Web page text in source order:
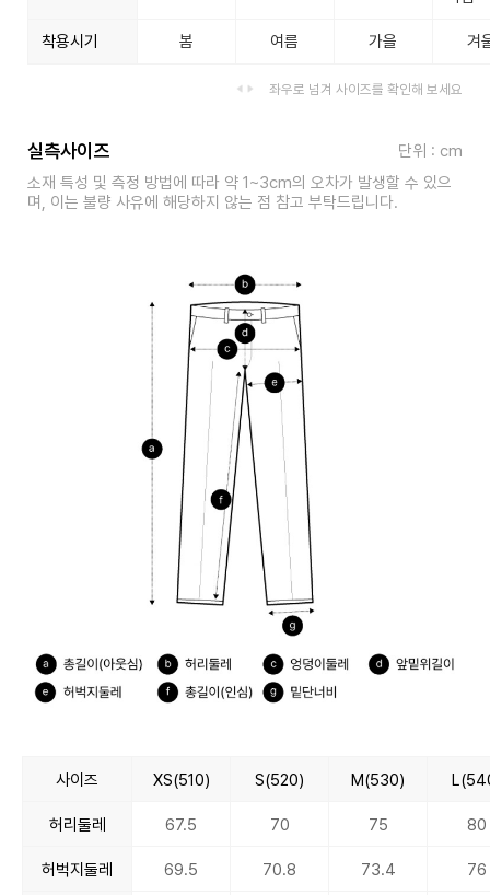
착용시기 봄 여름 가을 겨
좌우로 넘겨 사이즈를 확인해 보세요
실측사이즈
단위 : cm
소재 특성 및 측정 방법에 따라 약 1~3cm의 오차가 발생할 수 있으
며, 이는 불량 사유에 해당하지 않는 점 참고 부탁드립니다.
사이즈 XS(510) S(520) M(530)
허리둘레 67.5 70 75 80
허벅지둘레 69.5 70.8 73.4 76